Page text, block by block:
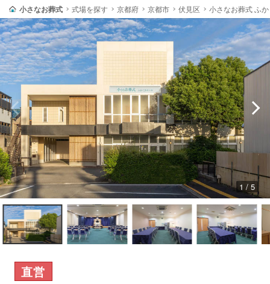
小さなお葬式 式場を探す 京都府 京都市 伏見区 小さなお葬式 ふ
1 / 5
直営